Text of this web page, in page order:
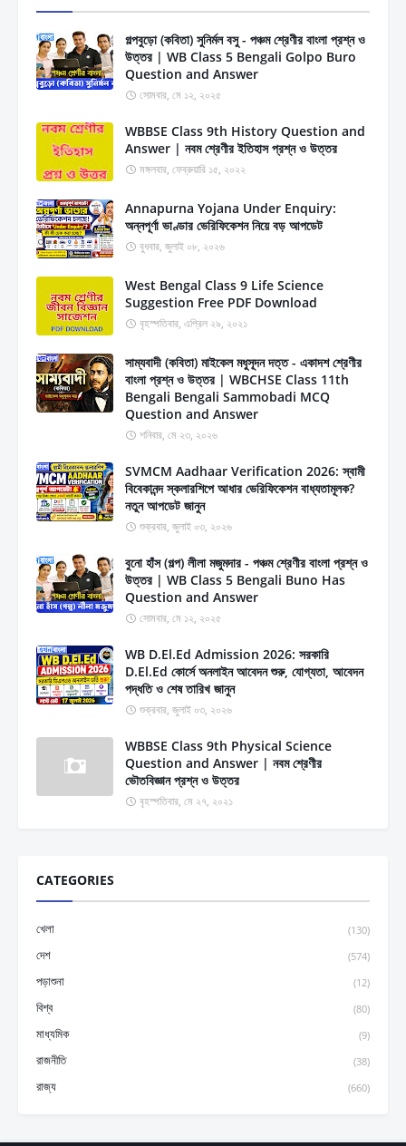
গল্পবুড়ো (কবিতা) সুনির্মল বসু - পঞ্চম শ্রেণীর বাংলা প্রশ্ন ও
উত্তর | WB Class 5 Bengali Golpo Buro
Question and Answer
সোমবার, মে ১২, ২০২৫
WBBSE Class 9th History Question and
Answer | নবম শ্রেণীর ইতিহাস প্রশ্ন ও উত্তর
মঙ্গলবার, ফেব্রুয়ারি ১৫, ২০২২
Annapurna Yojana Under Enquiry:
অন্নপূর্ণা ভাণ্ডার ভেরিফিকেশন নিয়ে বড় আপডেট
বুধবার, জুলাই ০৮, ২০২৬
West Bengal Class 9 Life Science
Suggestion Free PDF Download
বৃহস্পতিবার, এপ্রিল ২৯, ২০২১
সাম্যবাদী (কবিতা) মাইকেল মধুসূদন দত্ত - একাদশ শ্রেণীর
বাংলা প্রশ্ন ও উত্তর | WBCHSE Class 11th
Bengali Bengali Sammobadi MCQ
Question and Answer
শনিবার, মে ২৩, ২০২৬
SVMCM Aadhaar Verification 2026: স্বামী
বিবেকানন্দ স্কলারশিপে আধার ভেরিফিকেশন বাধ্যতামূলক?
নতুন আপডেট জানুন
শুক্রবার, জুলাই ০৩, ২০২৬
বুনো হাঁস (গল্প) লীলা মজুমদার - পঞ্চম শ্রেণীর বাংলা প্রশ্ন ও
উত্তর | WB Class 5 Bengali Buno Has
Question and Answer
সোমবার, মে ১২, ২০২৫
WB D.El.Ed Admission 2026: সরকারি
D.El.Ed কোর্সে অনলাইন আবেদন শুরু, যোগ্যতা, আবেদন
পদ্ধতি ও শেষ তারিখ জানুন
শুক্রবার, জুলাই ০৩, ২০২৬
WBBSE Class 9th Physical Science
Question and Answer | নবম শ্রেণীর
ভৌতবিজ্ঞান প্রশ্ন ও উত্তর
বৃহস্পতিবার, মে ২৭, ২০২১
CATEGORIES
খেলা (130)
দেশ (574)
পড়াশুনা (12)
বিশ্ব (80)
মাধ্যমিক (9)
রাজনীতি (38)
রাজ্য (660)